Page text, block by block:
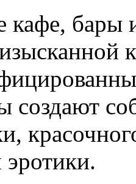
кафе, бары
создают